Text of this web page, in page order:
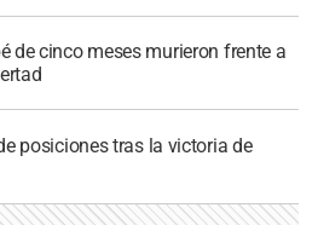
de cinco meses murieron frente a
posiciones tras la victoria de